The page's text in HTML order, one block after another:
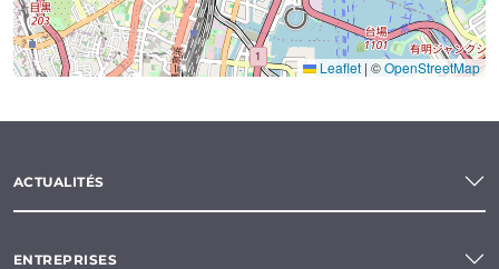
Leaflet | ©OpenStreetMap
ACTUALITÉS
ENTREPRISES